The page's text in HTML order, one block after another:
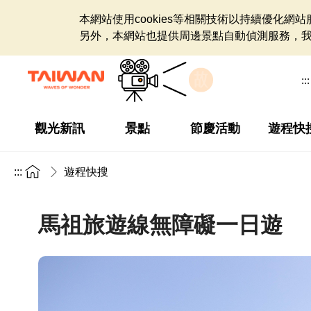
本網站使用cookies等相關技術以持續優化網
另外，本網站也提供周邊景點自動偵測服務，
:::
觀光新訊 景點 節慶活動 遊程快
::: 遊程快搜
馬祖旅遊線無障礙一日遊